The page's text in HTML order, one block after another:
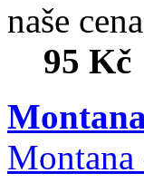
naše cena
95 Kč